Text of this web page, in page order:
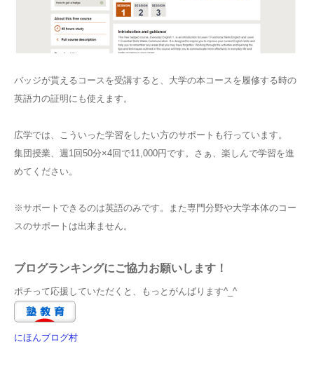
バッジが貰えるコースを受講すると、大学の本コースを履修する時の
英語力の証明にも使えます。
広学では、こういった学習をしたい方のサポートも行っています。
集団授業、週1回50分×4回で11,000円です。さぁ、楽しんで学習を進
めてください。
※サポートできるのは英語のみです。また専門分野や大学本体のコー
スのサポートは出来ません。
ブログランキングにご協力お願いします！
ポチって応援していただくと、もっとがんばります^_^
にほんブログ村